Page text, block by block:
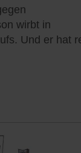
wirbt in
Und er hat